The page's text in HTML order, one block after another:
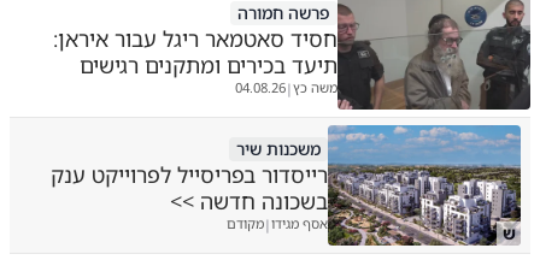
פרשה חמורה
חסיד סאטמאר ריגל עבור איראן:
תיעד בכירים ומתקנים רגישים
משה כץ|
04.08.26
ש
משכנות שיר
רייסדור בפריסייל לפרוייקט ענק
בשכונה חדשה >>
אסף מגידו|מקודם